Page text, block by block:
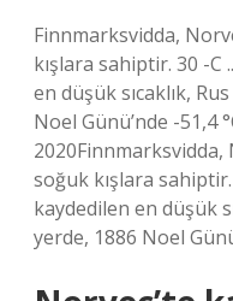
Finnmarksvidda,
kışlara sahiptir. 30 -C
en düşük sıcaklık,
Noel Günü’nde -51,4
2020Finnmarksvidda,
soğuk kışlara sahiptir.
kaydedilen en düşük
yerde, 1886 Noel